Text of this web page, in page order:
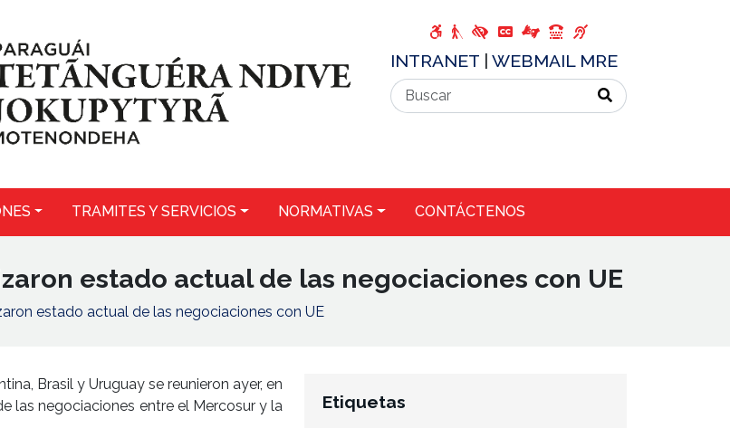
INTRANET WEBMAIL MRE
TRAMITES Y SERVICIOS NORMATIVAS CONTÁCTENOS
estado actual de las negociaciones con UE
estado actual de las negociaciones con UE
Brasil y Uruguay se reunieron ayer, en
las negociaciones entre el Mercosur y la
Etiquetas